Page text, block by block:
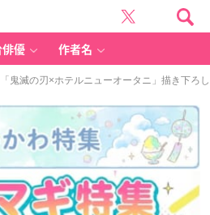
俳優 作者名
鬼滅の刃×ホテルニューオータニ」描き下ろ